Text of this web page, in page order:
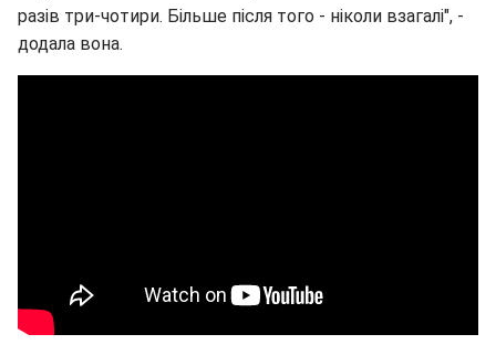
разів три-чотири. Більше після того - ніколи взагалі", -
додала вона.